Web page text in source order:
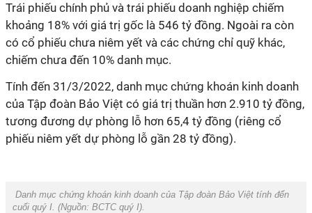
Trái phiếu chính phủ và trái phiếu doanh nghiệp chiếm
khoảng 18% với giá trị gốc là 546 tỷ đồng. Ngoài ra còn
có cổ phiếu chưa niêm yết và các chứng chỉ quỹ khác,
chiếm chưa đến 10% danh mục.
Tính đến 31/3/2022, danh mục chứng khoán kinh doanh
của Tập đoàn Bảo Việt có giá trị thuần hơn 2.910 tỷ đồng,
tương đương dự phòng lỗ hơn 65,4 tỷ đồng (riêng cổ
phiếu niêm yết dự phòng lỗ gần 28 tỷ đồng).
Danh mục chứng khoán kinh doanh của Tập đoàn Bảo Việt tính đến
cuối quý I. (Nguồn: BCTC quý I).